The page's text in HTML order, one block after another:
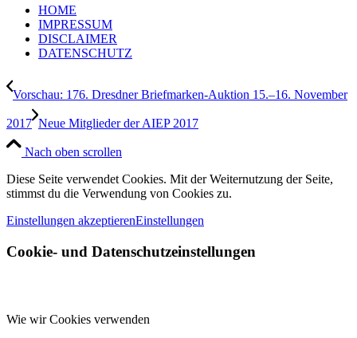
HOME
IMPRESSUM
DISCLAIMER
DATENSCHUTZ
Vorschau: 176. Dresdner Briefmarken-Auktion 15.–16. November
2017 Neue Mitglieder der AIEP 2017
Nach oben scrollen
Diese Seite verwendet Cookies. Mit der Weiternutzung der Seite,
stimmst du die Verwendung von Cookies zu.
Einstellungen akzeptierenEinstellungen
Cookie- und Datenschutzeinstellungen
Wie wir Cookies verwenden